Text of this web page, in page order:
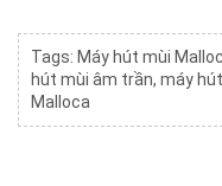
Tags: Máy hút mùi
hút mùi âm trần, máy
Malloca